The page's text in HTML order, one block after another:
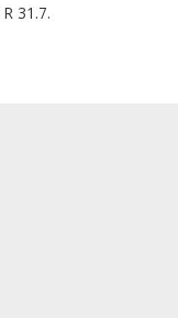
R 31.7.